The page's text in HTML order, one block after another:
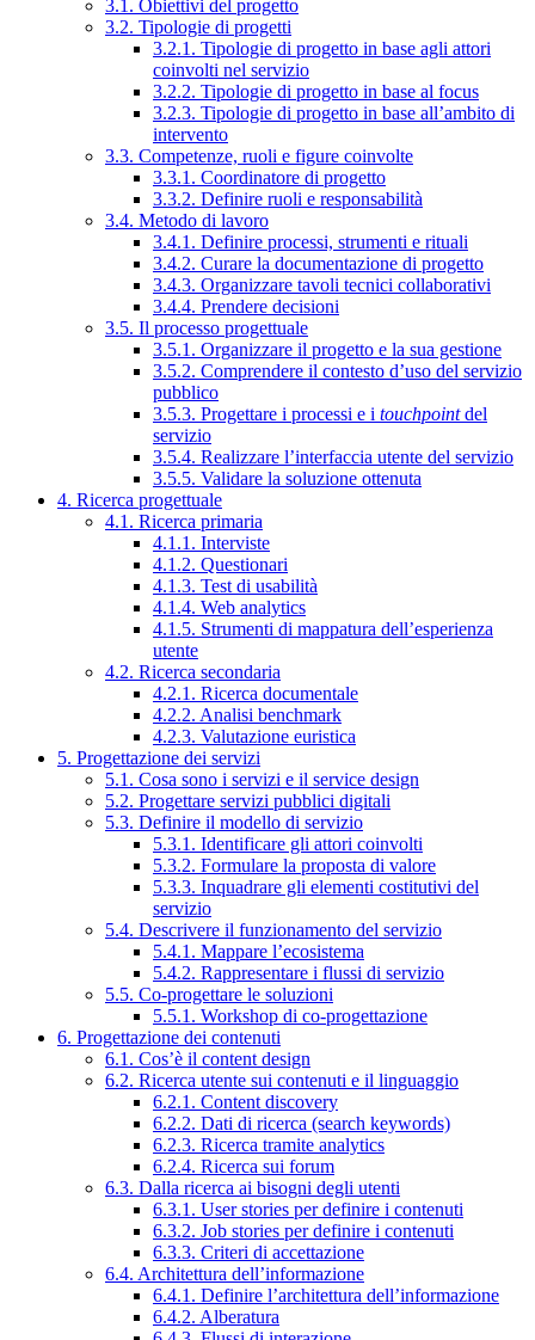
3.1. Obiettivi del progetto
3.2. Tipologie di progetti
3.2.1. Tipologie di progetto in base agli attori
coinvolti nel servizio
3.2.2. Tipologie di progetto in base al focus
3.2.3. Tipologie di progetto in base all’ambito di
intervento
3.3. Competenze, ruoli e figure coinvolte
3.3.1. Coordinatore di progetto
3.3.2. Definire ruoli e responsabilità
3.4. Metodo di lavoro
3.4.1. Definire processi, strumenti e rituali
3.4.2. Curare la documentazione di progetto
3.4.3. Organizzare tavoli tecnici collaborativi
3.4.4. Prendere decisioni
3.5. Il processo progettuale
3.5.1. Organizzare il progetto e la sua gestione
3.5.2. Comprendere il contesto d’uso del servizio
pubblico
3.5.3. Progettare i processi e i touchpointdel
servizio
3.5.4. Realizzare l’interfaccia utente del servizio
3.5.5. Validare la soluzione ottenuta
4. Ricerca progettuale
4.1. Ricerca primaria
4.1.1. Interviste
4.1.2. Questionari
4.1.3. Test di usabilità
4.1.4. Web analytics
4.1.5. Strumenti di mappatura dell’esperienza
utente
4.2. Ricerca secondaria
4.2.1. Ricerca documentale
4.2.2. Analisi benchmark
4.2.3. Valutazione euristica
5. Progettazione dei servizi
5.1. Cosa sono i servizi e il service design
5.2. Progettare servizi pubblici digitali
5.3. Definire il modello di servizio
5.3.1. Identificare gli attori coinvolti
5.3.2. Formulare la proposta di valore
5.3.3. Inquadrare gli elementi costitutivi del
servizio
5.4. Descrivere il funzionamento del servizio
5.4.1. Mappare l’ecosistema
5.4.2. Rappresentare i flussi di servizio
5.5. Co-progettare le soluzioni
5.5.1. Workshop di co-progettazione
6. Progettazione dei contenuti
6.1. Cos’è il content design
6.2. Ricerca utente sui contenuti e il linguaggio
6.2.1. Content discovery
6.2.2. Dati di ricerca (search keywords)
6.2.3. Ricerca tramite analytics
6.2.4. Ricerca sui forum
6.3. Dalla ricerca ai bisogni degli utenti
6.3.1. User stories per definire i contenuti
6.3.2. Job stories per definire i contenuti
6.3.3. Criteri di accettazione
6.4. Architettura dell’informazione
6.4.1. Definire l’architettura dell’informazione
6.4.2. Alberatura